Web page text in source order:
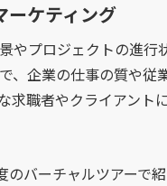
ーケティング
やプロジェクトの進
、企業の仕事の質や
職者やクライアント
バーチャルツアーで